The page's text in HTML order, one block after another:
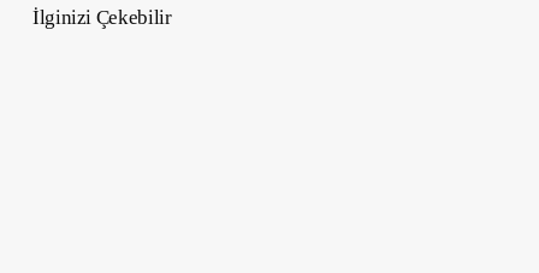
İlginizi Çekebilir